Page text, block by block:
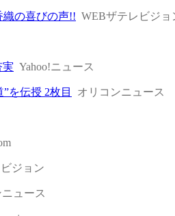
織の喜びの声!! WEBザテレビジョ
実 Yahoo!ニュース
を伝授 2枚目 オリコンニュース
ジョン
ュース